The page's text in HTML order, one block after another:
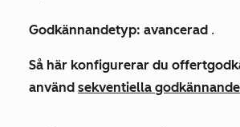
Godkännandetyp: avancerad .
Så här konfigurerar du
använd sekventiella